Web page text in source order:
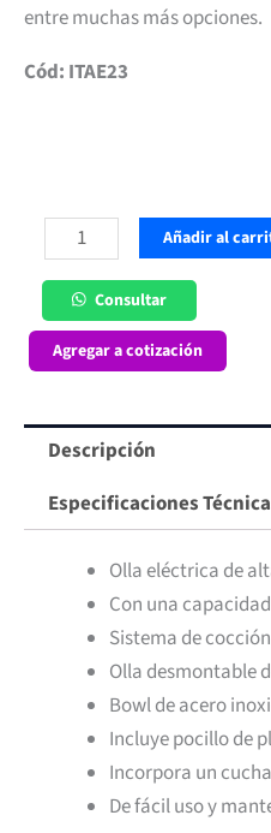
entre muchas más opciones.
Cód: ITAE23
Arrocera
lt
Ita
Añadir al
Consultar
Agregar a cotización
Descripción
Especificaciones
Olla eléctrica de
Con una
Sistema de
Olla desmontable
Bowl de acero
Incluye pocillo de
Incorpora un
De fácil uso y